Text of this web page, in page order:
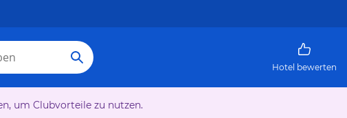
Hotel bewerten
um Clubvorteile zu nutzen.